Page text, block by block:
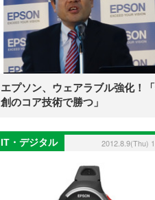
エプソン、ウェアラブル強化！
創のコア技術で勝つ」
IT・デジタル 2012.8.9(Thu)